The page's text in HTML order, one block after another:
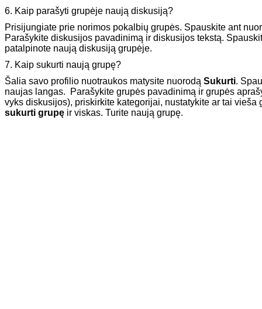
6. Kaip parašyti grupėje naują diskusiją?
Prisijungiate prie norimos pokalbių grupės. Spauskite ant
Parašykite diskusijos pavadinimą ir diskusijos tekstą.
patalpinote naują diskusiją grupėje.
7. Kaip sukurti naują grupę?
Šalia savo profilio nuotraukos matysite nuorodą Sukurti.
naujas langas. Parašykite grupės pavadinimą ir grupės
vyks diskusijos), priskirkite kategorijai, nustatykite ar tai vieša
sukurti grupę ir viskas. Turite naują grupę.